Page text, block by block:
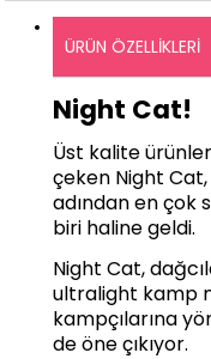
ÜRÜN ÖZELLIKLERI
Night Cat!
Üst kalite
çeken Night Cat,
adından en çok
biri haline geldi.
Night Cat,
ultralight kamp
kampçılarına
de öne çıkıyor.